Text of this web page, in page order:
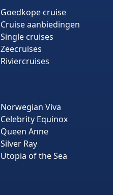
Goedkope cruise
Cruise aanbiedingen
Single cruises
Zeecruises
Riviercruises
Norwegian Viva
Celebrity Equinox
Queen Anne
Silver Ray
Utopia of the Sea